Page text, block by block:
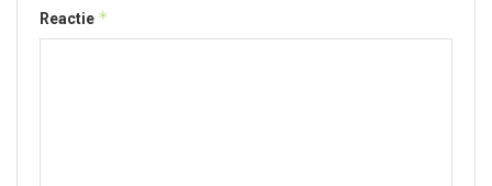
Reactie *